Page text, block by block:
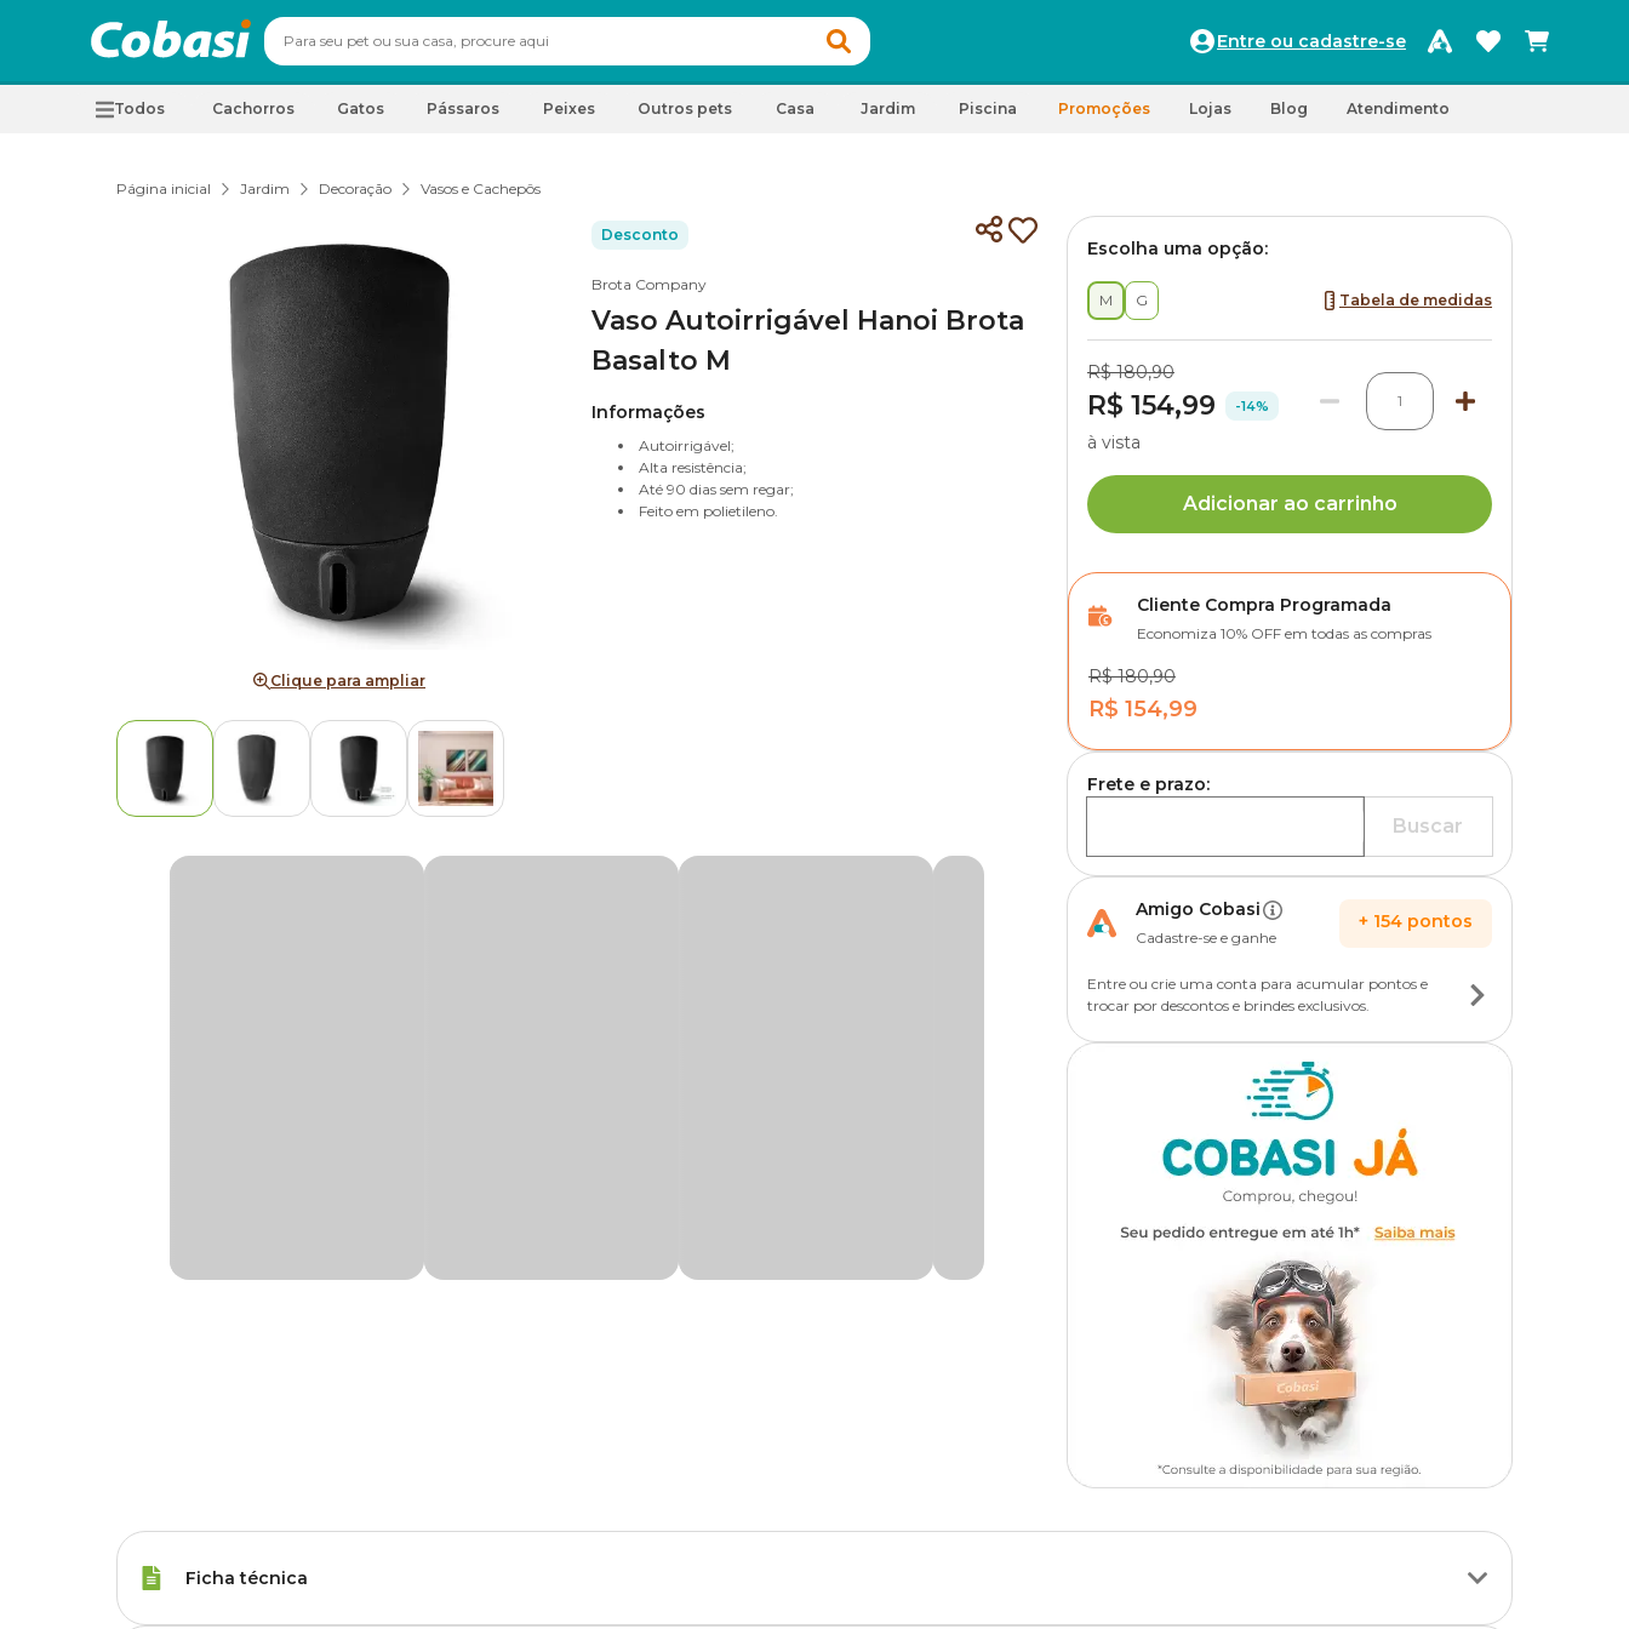
Entre ou cadastre-se
Todos Cachorros Gatos Pássaros Peixes Outros pets Casa Jardim Piscina Promoções Lojas Blog Atendimento
Página inicial Jardim Decoração Vasos e Cachepôs
Clique para ampliar
Desconto
Brota Company
Vaso Autoirrigável Hanoi Brota
Basalto M
Informações
Autoirrigável;
Alta resistência;
Até 90 dias sem regar;
Feito em polietileno.
Escolha uma opção:
M G Tabela de medidas
R$ 180,90
R$ 154,99 -14% 1
à vista
Adicionar ao carrinho
Cliente Compra Programada
Economiza 10% OFF em todas as compras
R$ 180,90
R$ 154,99
Frete e prazo:
Buscar
Amigo Cobasi
Cadastre-se e ganhe
+ 154 pontos
Entre ou crie uma conta para acumular pontos e
trocar por descontos e brindes exclusivos.
Ficha técnica